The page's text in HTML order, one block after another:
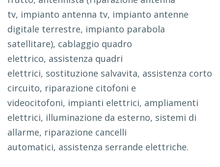
tv, impianto antenna tv, impianto antenne
digitale terrestre, impianto parabola
satellitare), cablaggio quadro
elettrico, assistenza quadri
elettrici, sostituzione salvavita, assistenza corto
circuito, riparazione citofoni e
videocitofoni, impianti elettrici, ampliamenti
elettrici, illuminazione da esterno, sistemi di
allarme, riparazione cancelli
automatici, assistenza serrande elettriche.